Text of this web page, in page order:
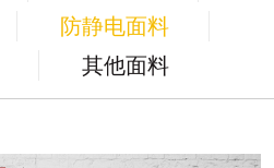
防静电面料
其他面料